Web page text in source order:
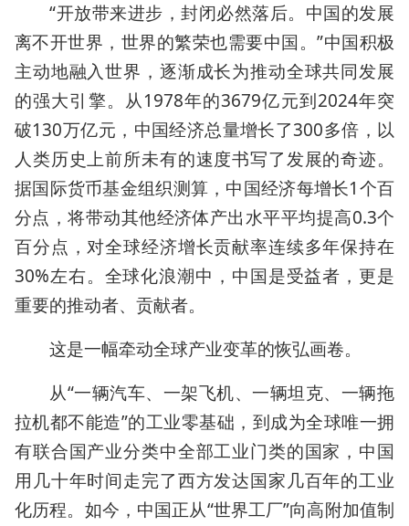
“开放带来进步，封闭必然落后。中国的发展
离不开世界，世界的繁荣也需要中国。”中国积极
主动地融入世界，逐渐成长为推动全球共同发展
的强大引擎。从1978年的3679亿元到2024年突
破130万亿元，中国经济总量增长了300多倍，以
人类历史上前所未有的速度书写了发展的奇迹。
据国际货币基金组织测算，中国经济每增长1个百
分点，将带动其他经济体产出水平平均提高0.3个
百分点，对全球经济增长贡献率连续多年保持在
30%左右。全球化浪潮中，中国是受益者，更是
重要的推动者、贡献者。
这是一幅牵动全球产业变革的恢弘画卷。
从“一辆汽车、一架飞机、一辆坦克、一辆拖
拉机都不能造”的工业零基础，到成为全球唯一拥
有联合国产业分类中全部工业门类的国家，中国
用几十年时间走完了西方发达国家几百年的工业
化历程。如今，中国正从“世界工厂”向高附加值制